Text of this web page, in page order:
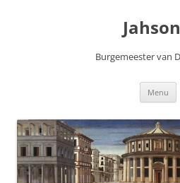
Burgemeester van
Menu